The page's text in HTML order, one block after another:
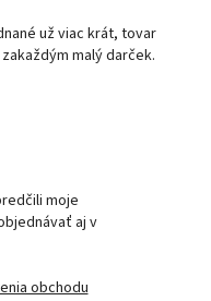
už viac krát, tovar
malý darček.
moje
aj v
obchodu